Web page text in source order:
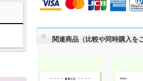
関連商品（比較や同時購入を